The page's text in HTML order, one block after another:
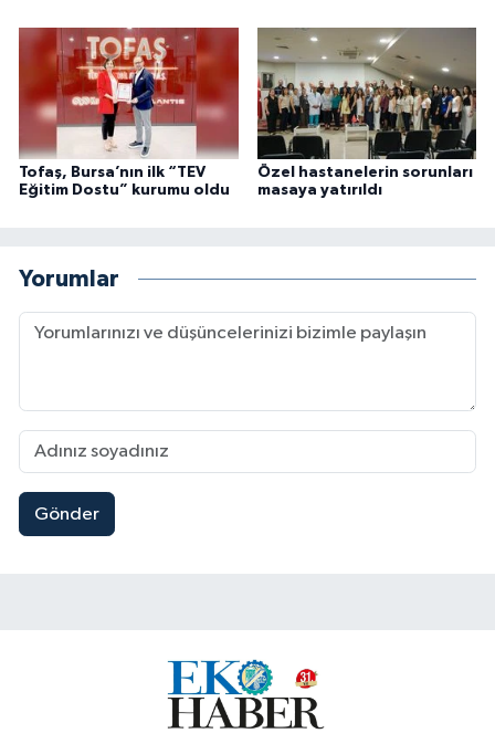
Tofaş, Bursa’nın ilk “TEV
Eğitim Dostu” kurumu oldu
Özel hastanelerin sorunları
masaya yatırıldı
Yorumlar
Gönder